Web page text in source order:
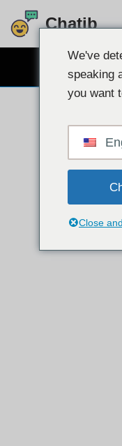
Hopp
Chatib
We've
speaking
you want
Close